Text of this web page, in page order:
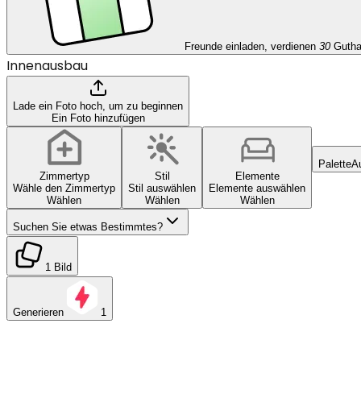
Freunde einladen, verdienen 30
Innenausbau
Lade ein Foto hoch, um zu beginnen
Ein Foto hinzufügen
Zimmertyp
Wähle den Zimmertyp
Wählen
Stil
Stil auswählen
Wählen
Elemente
Elemente auswählen
Wählen
Palette
Suchen Sie etwas Bestimmtes?
1 Bild
Generieren 1